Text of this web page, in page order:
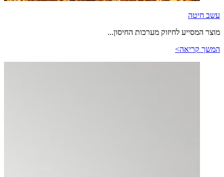
עשב חיטה
מוצר המסייע לחיזוק מערכות החיסון...
המשך קריאה>